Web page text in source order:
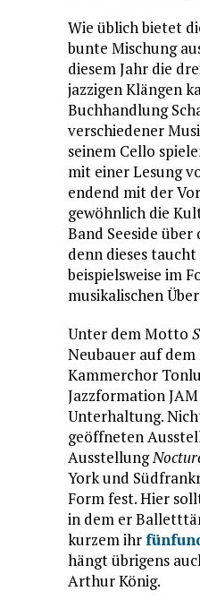
Wie üblich bietet
bunte Mischung
diesem Jahr die
jazzigen Klängen
Buchhandlung
verschiedener
seinem Cello
mit einer Lesung
endend mit der
gewöhnlich die
Band Seeside
denn dieses
beispielsweise im
musikalischen
Unter dem Motto
Neubauer auf
Kammerchor
Jazzformation
Unterhaltung.
geöffneten
Ausstellung
York und
Form fest. Hier
in dem er
kurzem ihr
hängt übrigens
Arthur König.